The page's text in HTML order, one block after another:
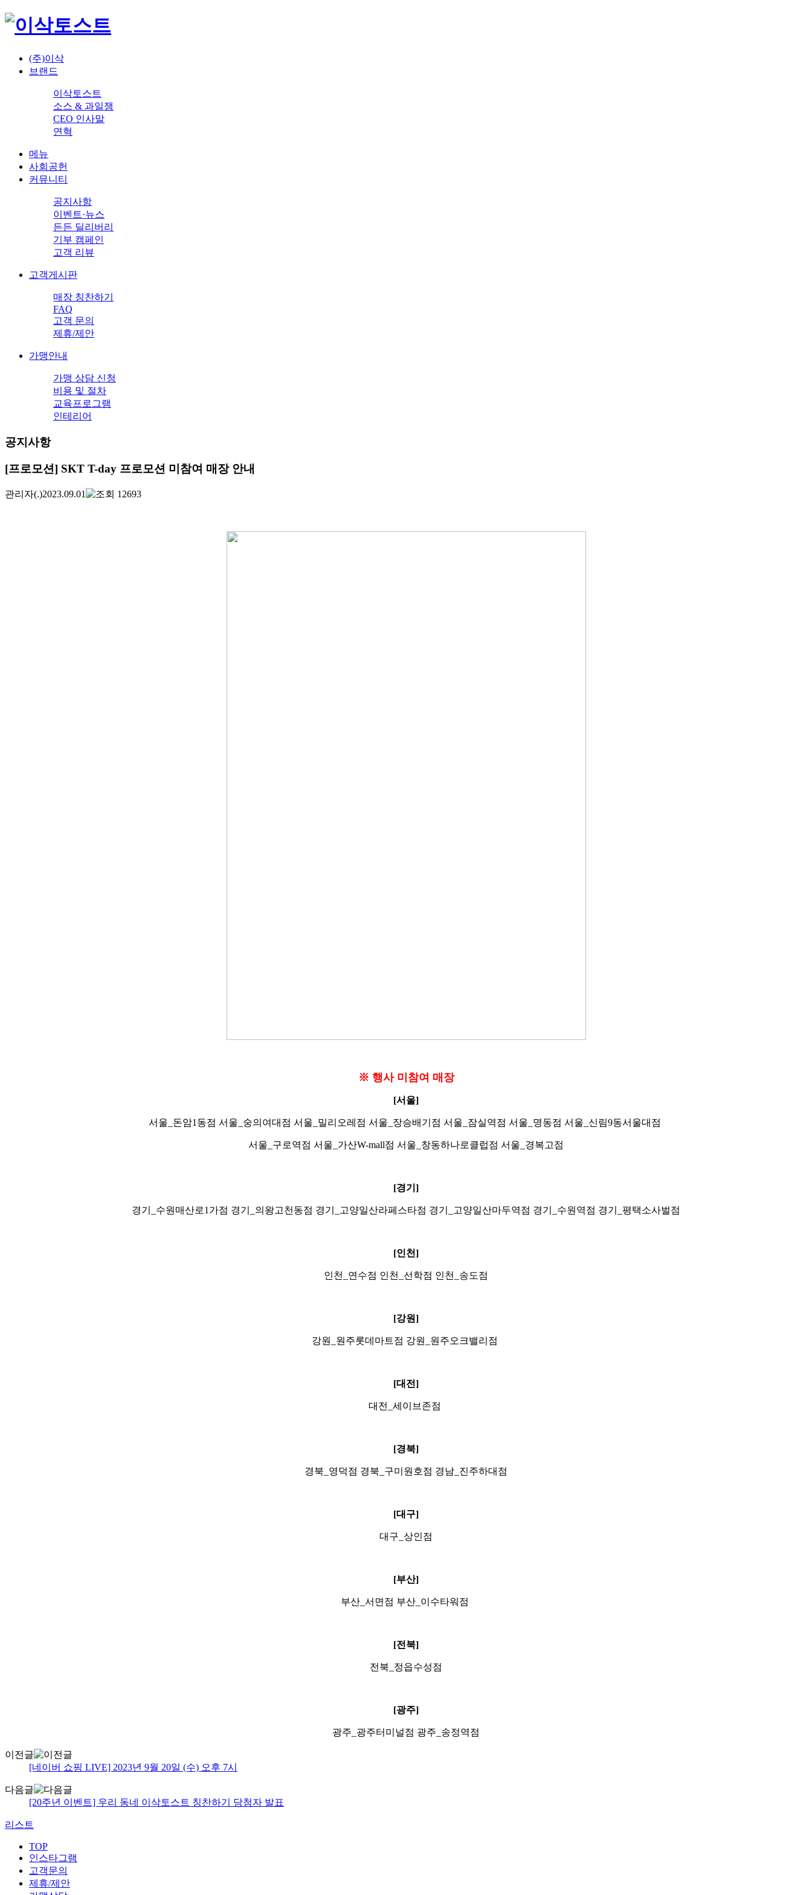
(주)이삭
브랜드
이삭토스트
소스 & 과일잼
CEO 인사말
연혁
메뉴
사회공헌
커뮤니티
공지사항
이벤트·뉴스
든든 딜리버리
기부 캠페인
고객 리뷰
고객게시판
매장 칭찬하기
FAQ
고객 문의
제휴/제안
가맹안내
가맹 상담 신청
비용 및 절차
교육프로그램
인테리어
공지사항
[프로모션] SKT T-day 프로모션 미참여 매장 안내
관리자(.)2023.09.01 12693
※ 행사 미참여 매장
[서울]
서울_돈암1동점 서울_숭의여대점 서울_밀리오레점 서울_장승배기점 서울_잠실역점 서울_명동점 서울_신림9동서울대점
서울_구로역점 서울_가산W-mall점 서울_창동하나로클럽점 서울_경복고점
[경기]
경기_수원매산로1가점 경기_의왕고천동점 경기_고양일산라페스타점 경기_고양일산마두역점 경기_수원역점 경기_평택소사벌점
[인천]
인천_연수점 인천_선학점 인천_송도점
[강원]
강원_원주롯데마트점 강원_원주오크밸리점
[대전]
대전_세이브존점
[경북]
경북_영덕점 경북_구미원호점 경남_진주하대점
[대구]
대구_상인점
[부산]
부산_서면점 부산_이수타워점
[전북]
전북_정읍수성점
[광주]
광주_광주터미널점 광주_송정역점
이전글
[네이버 쇼핑 LIVE] 2023년 9월 20일 (수) 오후 7시
다음글
[20주년 이벤트] 우리 동네 이삭토스트 칭찬하기 당첨자 발표
리스트
TOP
인스타그램
고객문의
제휴/제안